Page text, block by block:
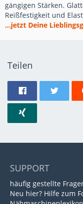
gängigen Stärken.
Reißfestigkeit und
...jetzt Deine
Teilen
SUPPORT
häufig gestellte
Neu hier? Hilfe zum